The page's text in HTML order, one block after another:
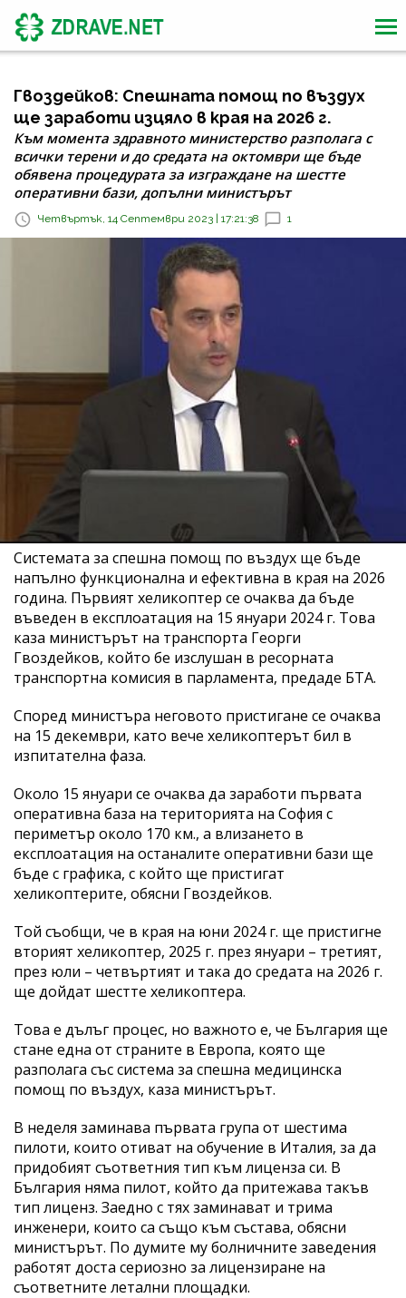
Гвоздейков: Спешната помощ по въздух
ще заработи изцяло в края на 2026 г.
Към момента здравното министерство разполага с
всички терени и до средата на октомври ще бъде
обявена процедурата за изграждане на шестте
оперативни бази, допълни министърът
Четвъртък, 14 Септември 2023 | 17:21:38 1
Системата за спешна помощ по въздух ще бъде
напълно функционална и ефективна в края на 2026
година. Първият хеликоптер се очаква да бъде
въведен в експлоатация на 15 януари 2024 г. Това
каза министърът на транспорта Георги
Гвоздейков, който бе изслушан в ресорната
транспортна комисия в парламента, предаде БТА.
Според министъра неговото пристигане се очаква
на 15 декември, като вече хеликоптерът бил в
изпитателна фаза.
Около 15 януари се очаква да заработи първата
оперативна база на територията на София с
периметър около 170 км., а влизането в
експлоатация на останалите оперативни бази ще
бъде с графика, с който ще пристигат
хеликоптерите, обясни Гвоздейков.
Той съобщи, че в края на юни 2024 г. ще пристигне
вторият хеликоптер, 2025 г. през януари – третият,
през юли – четвъртият и така до средата на 2026 г.
ще дойдат шестте хеликоптера.
Това е дълъг процес, но важното е, че България ще
стане една от страните в Европа, която ще
разполага със система за спешна медицинска
помощ по въздух, каза министърът.
В неделя заминава първата група от шестима
пилоти, които отиват на обучение в Италия, за да
придобият съответния тип към лиценза си. В
България няма пилот, който да притежава такъв
тип лиценз. Заедно с тях заминават и трима
инженери, които са също към състава, обясни
министърът. По думите му болничните заведения
работят доста сериозно за лицензиране на
съответните летални площадки.